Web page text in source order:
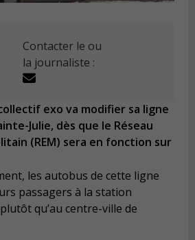
Contacter le ou
la journaliste :
exo va modifier sa ligne
Julie, dès que le Réseau
(REM) sera en fonction sur
les autobus de cette ligne
passagers à la station
qu’au centre-ville de